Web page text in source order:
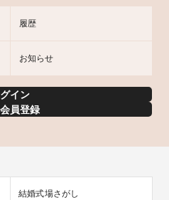
履歴
お知らせ
イン
員登録
結婚式場さがし